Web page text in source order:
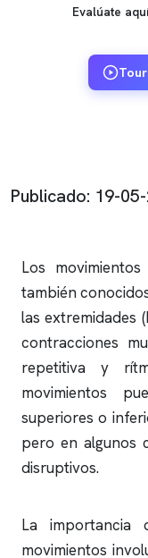
Evalúate aquí
Publicado: 19-
Los
también
las extremidades
contracciones
repetitiva y
movimientos
superiores o
pero en algunos
disruptivos.
La importancia
movimientos